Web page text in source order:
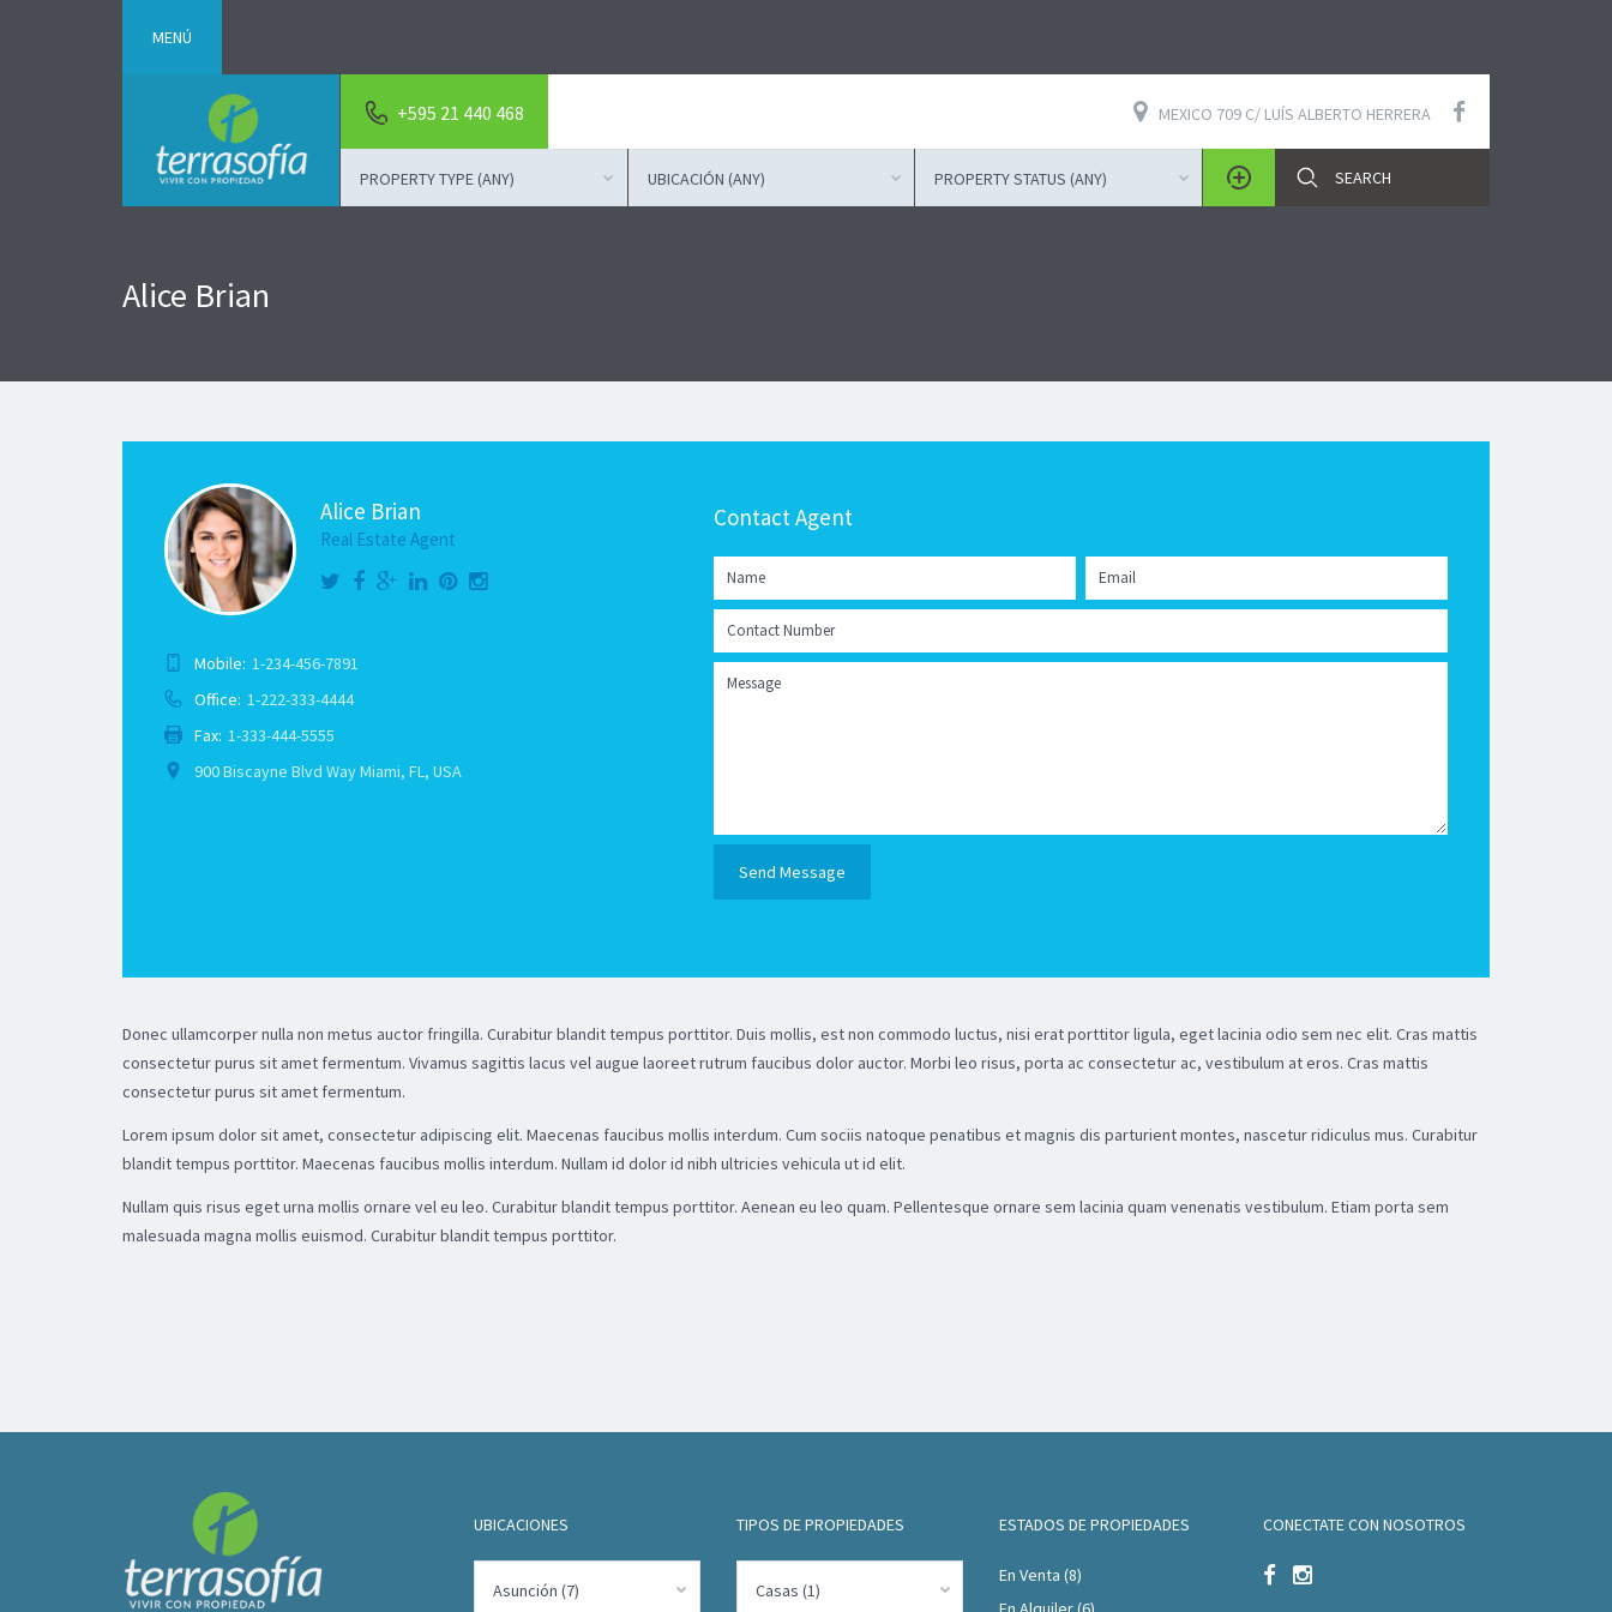
MENÚ
+595 21 440 468 MEXICO 709 C/ LUÍS ALBERTO HERRERA
PROPERTY TYPE (ANY) UBICACIÓN (ANY) PROPERTY STATUS (ANY)
Alice Brian
Alice Brian
Real Estate Agent
Mobile: 1-234-456-7891
Office: 1-222-333-4444
Fax: 1-333-444-5555
900 Biscayne Blvd Way Miami, FL, USA
Contact Agent
Donec ullamcorper nulla non metus auctor fringilla. Curabitur blandit tempus porttitor. Duis mollis, est non commodo luctus, nisi erat porttitor ligula, eget lacinia odio sem nec elit. Cras mattis
consectetur purus sit amet fermentum. Vivamus sagittis lacus vel augue laoreet rutrum faucibus dolor auctor. Morbi leo risus, porta ac consectetur ac, vestibulum at eros. Cras mattis
consectetur purus sit amet fermentum.
Lorem ipsum dolor sit amet, consectetur adipiscing elit. Maecenas faucibus mollis interdum. Cum sociis natoque penatibus et magnis dis parturient montes, nascetur ridiculus mus. Curabitur
blandit tempus porttitor. Maecenas faucibus mollis interdum. Nullam id dolor id nibh ultricies vehicula ut id elit.
Nullam quis risus eget urna mollis ornare vel eu leo. Curabitur blandit tempus porttitor. Aenean eu leo quam. Pellentesque ornare sem lacinia quam venenatis vestibulum. Etiam porta sem
malesuada magna mollis euismod. Curabitur blandit tempus porttitor.
UBICACIONES
Asunción (7)
TIPOS DE PROPIEDADES
Casas (1)
ESTADOS DE PROPIEDADES
En Venta (8)
CONECTATE CON NOSOTROS